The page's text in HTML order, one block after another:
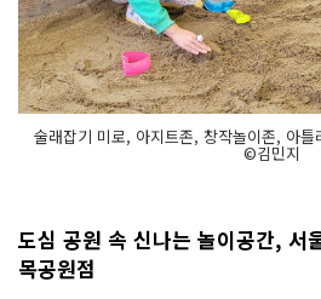
술래잡기 미로, 아지트존, 창작놀이존, 아
©김민지
도심 공원 속 신나는 놀이공간, 서
목공원점